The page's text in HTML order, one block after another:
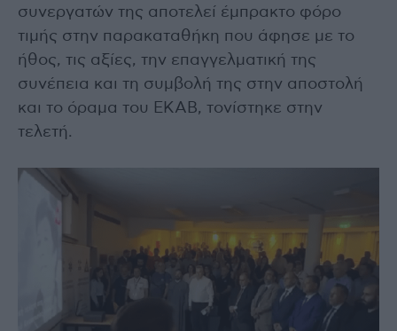
συνεργατών της αποτελεί έμπρακτο φόρο
τιμής στην παρακαταθήκη που άφησε με το
ήθος, τις αξίες, την επαγγελματική της
συνέπεια και τη συμβολή της στην αποστολή
και το όραμα του ΕΚΑΒ, τονίστηκε στην
τελετή.